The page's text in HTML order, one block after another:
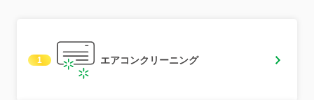
1 エアコンクリーニング